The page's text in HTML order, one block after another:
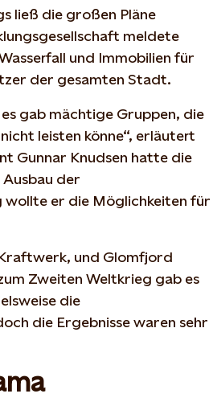
ließ die großen Pläne
meldete
und Immobilien für
der gesamten Stadt.
gab mächtige Gruppen, die
leisten könne“, erläutert
Gunnar Knudsen hatte die
der
er die Möglichkeiten für
und Glomfjord
Zweiten Weltkrieg gab es
die
die Ergebnisse waren sehr